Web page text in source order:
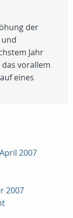
der
Jahr
vorallem
eines
2007
2007